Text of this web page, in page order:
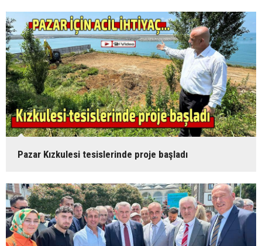
Pazar Kızkulesi tesislerinde proje başladı